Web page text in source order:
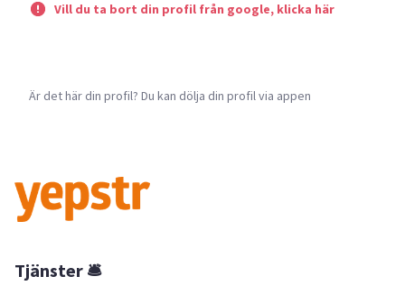
Vill du ta bort din profil från google, klicka här
Är det här din profil? Du kan dölja din profil via appen
Tjänster 🛎